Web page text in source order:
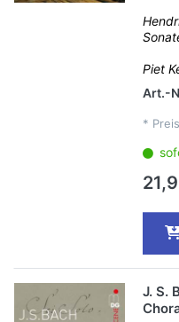
Piet
Art.-
*
J. S.